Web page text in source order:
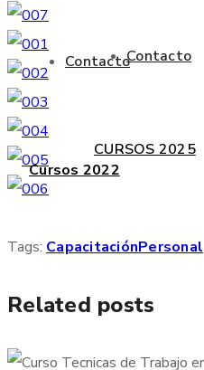
Contacto
Cursos 2022
Contacto
CURSOS 2025
Tags: CapacitaciónPersonal
Related posts